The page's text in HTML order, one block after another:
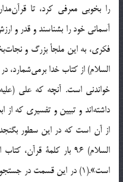
را بخوبي‌ معرفي‌ كرد، تا
آسماني‌ خود را بشناسند و قدر و
فكري‌، به‌ اين‌ ملجأ بزرگ‌ و
السلام) از كتاب‌ خدا برمي‌شمارد،
خواندني‌ است‌. آنچه‌ كه‌ علي‌
داشته‌اند و تبيين‌ و تفسيري‌ كه‌ از
از آن‌ است‌ كه‌ در اين‌ سطور
السلام‌) 96 بار كلمة‌
است‌».(1) در اين‌ قسمت‌ در